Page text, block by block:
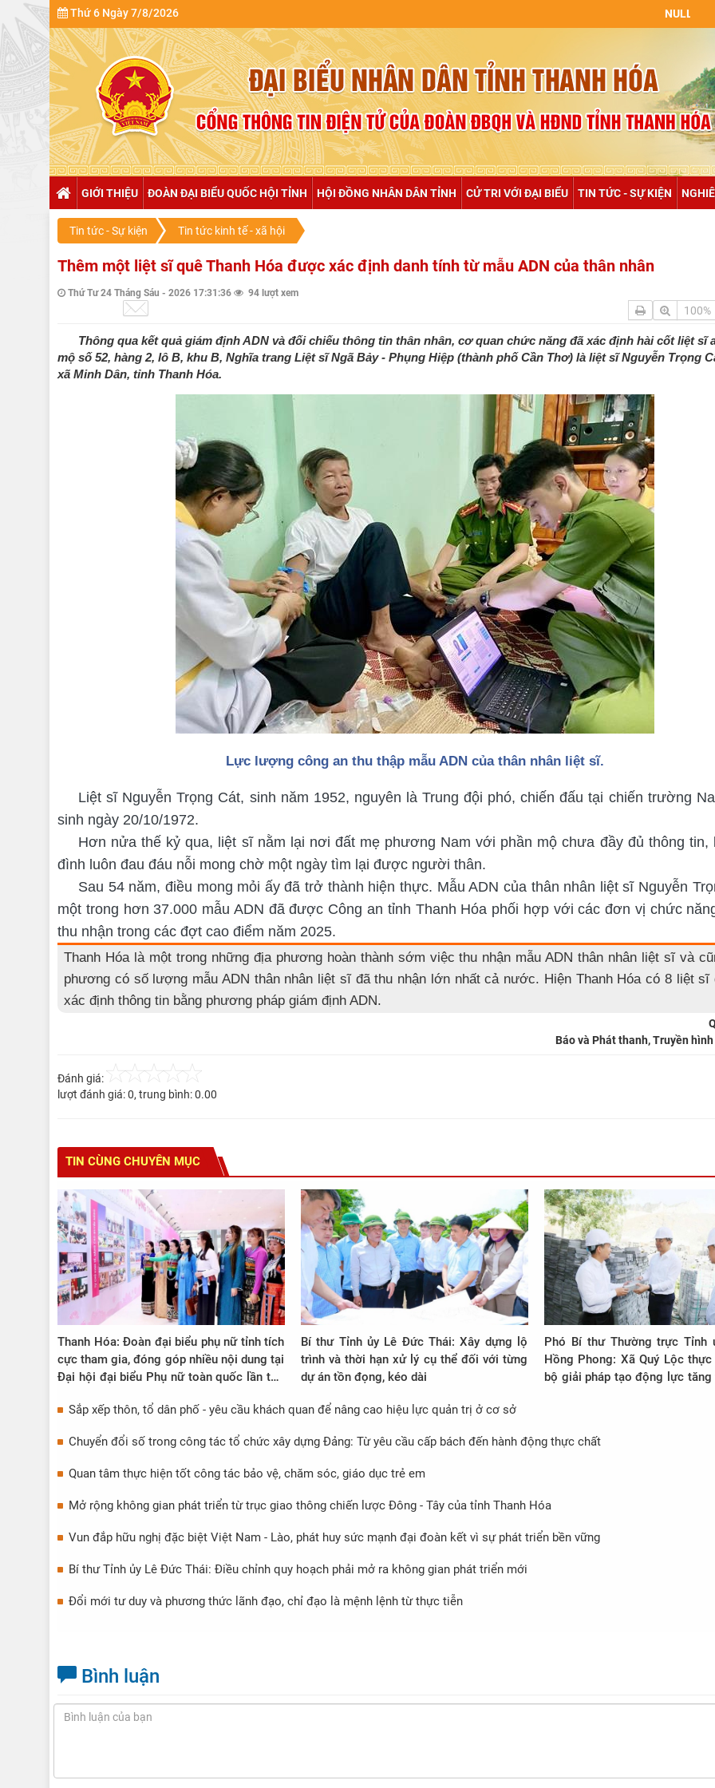
Thứ 6 Ngày 7/8/2026
GIỚI THIỆU ĐOÀN ĐẠI BIỂU QUỐC HỘI TỈNH HỘI ĐỒNG NHÂN DÂN TỈNH CỬ TRI VỚI ĐẠI BIỂU TIN TỨC - SỰ KIỆN
Tin tức - Sự kiện Tin tức kinh tế - xã hội
Thêm một liệt sĩ quê Thanh Hóa được xác định danh tính từ mẫu ADN của thân nhân
Thứ Tư 24 Tháng Sáu - 2026 17:31:36 94 lượt xem
100%
Thông qua kết quả giám định ADN và đối chiếu thông tin thân nhân, cơ quan chức năng đã xác định hài cốt liệt sĩ
mộ số 52, hàng 2, lô B, khu B, Nghĩa trang Liệt sĩ Ngã Bảy - Phụng Hiệp (thành phố Cần Thơ) là liệt sĩ Nguyễn Trọng
xã Minh Dân, tỉnh Thanh Hóa.
Lực lượng công an thu thập mẫu ADN của thân nhân liệt sĩ.
Liệt sĩ Nguyễn Trọng Cát, sinh năm 1952, nguyên là Trung đội phó, chiến đấu tại chiến trường
sinh ngày 20/10/1972.
Hơn nửa thế kỷ qua, liệt sĩ nằm lại nơi đất mẹ phương Nam với phần mộ chưa đầy đủ thông tin,
đình luôn đau đáu nỗi mong chờ một ngày tìm lại được người thân.
Sau 54 năm, điều mong mỏi ấy đã trở thành hiện thực. Mẫu ADN của thân nhân liệt sĩ Nguyễn
một trong hơn 37.000 mẫu ADN đã được Công an tỉnh Thanh Hóa phối hợp với các đơn vị chức
thu nhận trong các đợt cao điểm năm 2025.
Thanh Hóa là một trong những địa phương hoàn thành sớm việc thu nhận mẫu ADN thân nhân liệt sĩ và
phương có số lượng mẫu ADN thân nhân liệt sĩ đã thu nhận lớn nhất cả nước. Hiện Thanh Hóa có 8 liệt sĩ
xác định thông tin bằng phương pháp giám định ADN.
Báo và Phát thanh, Truyền
Đánh giá:
lượt đánh giá:0, trung bình:0.00
TIN CÙNG CHUYÊN MỤC
Thanh Hóa: Đoàn đại biểu phụ nữ tỉnh tích
cực tham gia, đóng góp nhiều nội dung tại
Đại hội đại biểu Phụ nữ toàn quốc lần thứ
Bí thư Tỉnh ủy Lê Đức Thái: Xây dựng lộ
trình và thời hạn xử lý cụ thể đối với từng
dự án tồn đọng, kéo dài
Phó Bí thư Thường trực Tỉnh
Hồng Phong: Xã Quý Lộc
bộ giải pháp tạo động lực tăng
Sắp xếp thôn, tổ dân phố - yêu cầu khách quan để nâng cao hiệu lực quản trị ở cơ sở
Chuyển đổi số trong công tác tổ chức xây dựng Đảng: Từ yêu cầu cấp bách đến hành động thực chất
Quan tâm thực hiện tốt công tác bảo vệ, chăm sóc, giáo dục trẻ em
Mở rộng không gian phát triển từ trục giao thông chiến lược Đông - Tây của tỉnh Thanh Hóa
Vun đắp hữu nghị đặc biệt Việt Nam - Lào, phát huy sức mạnh đại đoàn kết vì sự phát triển bền vững
Bí thư Tỉnh ủy Lê Đức Thái: Điều chỉnh quy hoạch phải mở ra không gian phát triển mới
Đổi mới tư duy và phương thức lãnh đạo, chỉ đạo là mệnh lệnh từ thực tiễn
Bình luận